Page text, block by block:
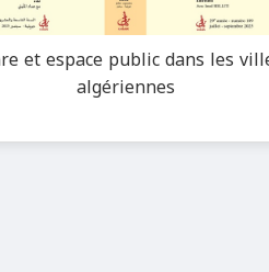
et espace public dans les
algériennes